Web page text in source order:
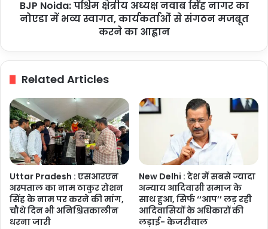
नोएडा
कार्यकर्ताओं
संगठन
करने
का
आह्वान
BJP Noida: पश्चिम क्षेत्रीय अध्यक्ष नवाब सिंह नागर का
नोएडा में भव्य स्वागत, कार्यकर्ताओं से संगठन मजबूत
करने का आह्वान
Related Articles
Uttar Pradesh : एसआरएन
अस्पताल का नाम ठाकुर रोशन
सिंह के नाम पर करने की मांग,
चौथे दिन भी अनिश्चितकालीन
धरना जारी
New Delhi : देश में सबसे ज्यादा
अन्याय आदिवासी समाज के
साथ हुआ, सिर्फ ‘‘आप’’ लड़ रही
आदिवासियों के अधिकारों की
लड़ाई- केजरीवाल